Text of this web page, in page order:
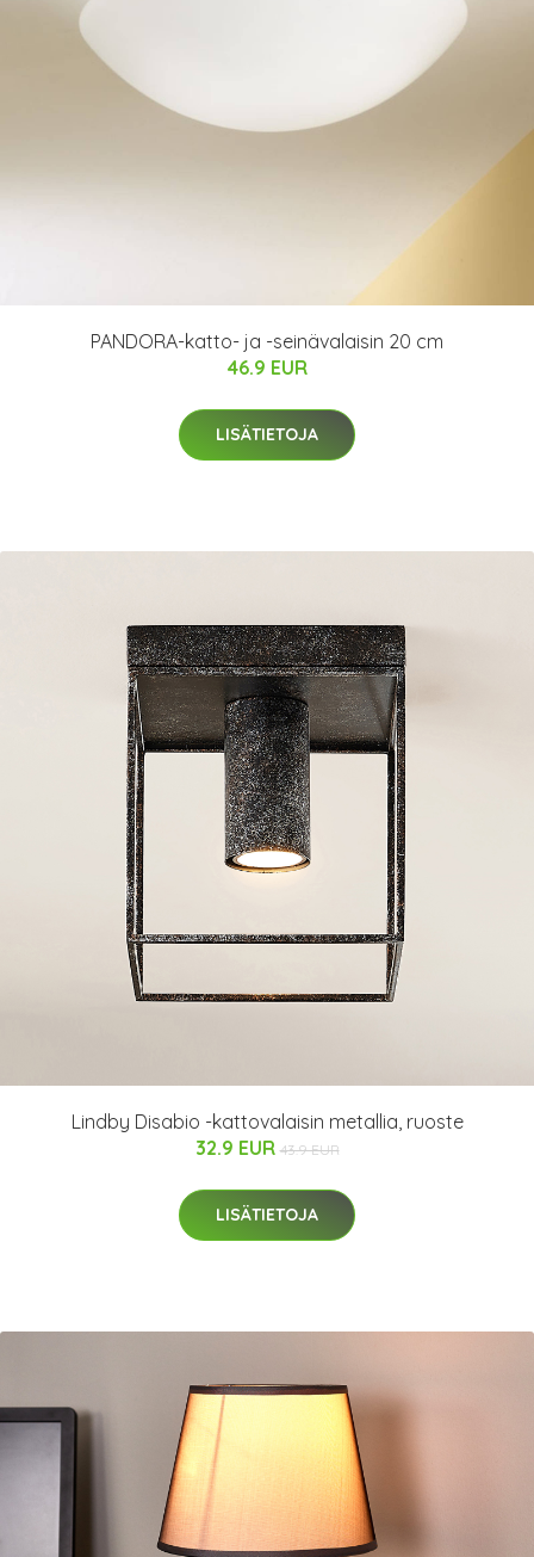
PANDORA-katto- ja -seinävalaisin 20 cm
46.9 EUR
LISÄTIETOJA
Lindby Disabio -kattovalaisin metallia, ruoste
32.9 EUR 43.9 EUR
LISÄTIETOJA